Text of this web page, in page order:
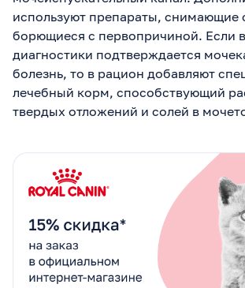
используют препараты, снимающие
борющиеся с первопричиной. Если
диагностики подтверждается
болезнь, то в рацион добавляют
лечебный корм, способствующий
твердых отложений и солей в